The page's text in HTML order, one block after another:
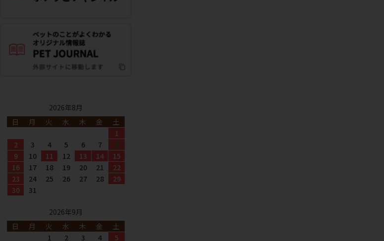
2026年8月
日
月 火 水 木 金
土
1
2
3 4 5 6 7
8
9
10 11 12 13 14
15
16
17 18 19 20 21
22
23
24 25 26 27 28
29
30
31
2026年9月
日
月 火 水 木 金
土
1
2 3 4 5